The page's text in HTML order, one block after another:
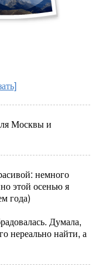
Москвы и
немного
этой осенью я
года)
Думала,
нереально найти, а